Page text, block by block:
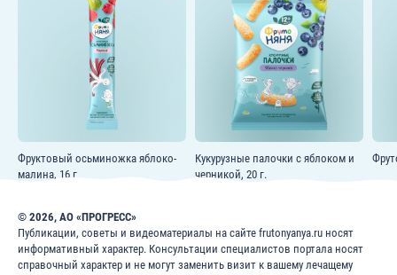
Фруктовый осьминожка яблоко-
малина, 16 г
Кукурузные палочки с яблоком и
черникой, 20 г.
© 2026, АО «ПРОГРЕСС»
Публикации, советы и видеоматериалы на сайте frutonyanya.ru носят
информативный характер. Консультации специалистов портала носят
справочный характер и не могут заменить визит к вашему лечащему